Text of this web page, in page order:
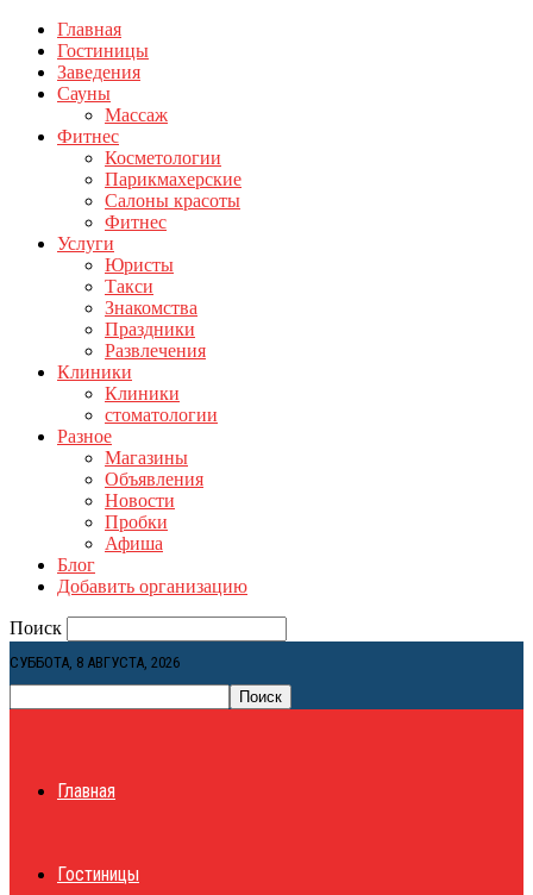
Главная
Гостиницы
Заведения
Сауны
Массаж
Фитнес
Косметологии
Парикмахерские
Салоны красоты
Фитнес
Услуги
Юристы
Такси
Знакомства
Праздники
Развлечения
Клиники
Клиники
стоматологии
Разное
Магазины
Объявления
Новости
Пробки
Афиша
Блог
Добавить организацию
Поиск
СУББОТА, 8 АВГУСТА, 2026
Главная
Гостиницы